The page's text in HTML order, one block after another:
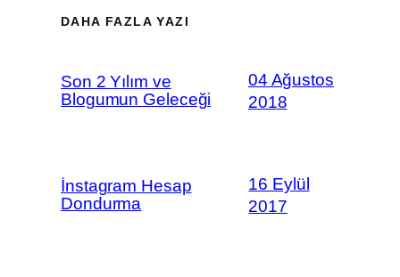
DAHA FAZLA YAZI
Son 2 Yılım ve
Blogumun Geleceği
04 Ağustos
2018
İnstagram Hesap
Dondurma
16 Eylül
2017